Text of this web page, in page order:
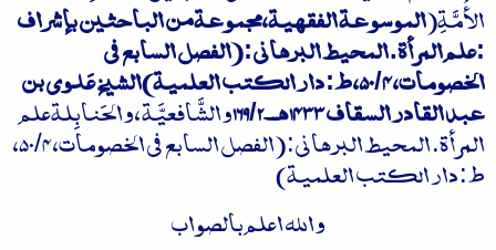
الأُمَّةِ(الموسوعة الفقهية، مجموعة من الباحثين بإشراف
:ﻋﻠﻢ اﻟﻤﺮﺃة. المحیط البرھاني: (الفصل السابع في
الخصومات، 50/4، ط: دار الكتب العلمية)الشيخ عَلوي بن
عبد القادر السقاف 1433 هـ۔169/2 والشَّافعيَّة ، والحَنابِلةﻋﻠﻢ
اﻟﻤﺮﺃة. المحیط البرھاني: (الفصل السابع في الخصومات، 50/4،
ط: دار الكتب العلمية)
واللہ اعلم بالصواب